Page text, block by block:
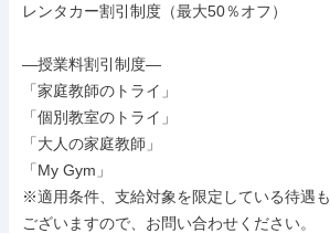
レンタカー割引制度（最大50％オフ）
―授業料割引制度―
「家庭教師のトライ」
「個別教室のトライ」
「大人の家庭教師」
「My Gym」
※適用条件、支給対象を限定している待遇も
ございますので、お問い合わせください。